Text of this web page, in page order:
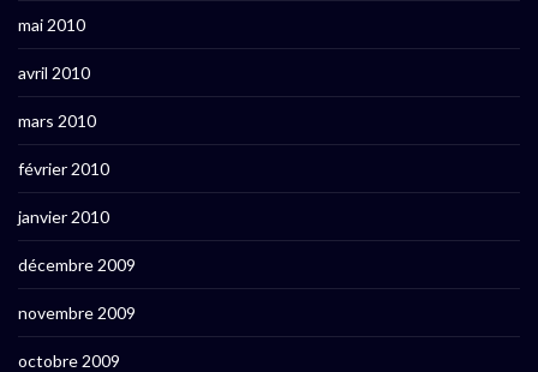
mai 2010
avril 2010
mars 2010
février 2010
janvier 2010
décembre 2009
novembre 2009
octobre 2009